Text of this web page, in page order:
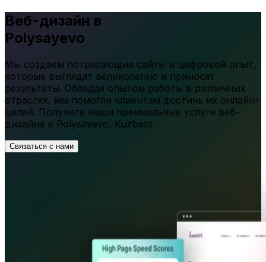
Веб-дизайн в
Polysayevo
Мы создаем потрясающие сайты и цифровой опыт,
которые выглядят великолепно и приносят
результаты. Обладая опытом работы в различных
отраслях, мы помогли клиентам достичь их онлайн-
целей. Получите наши премиальные услуги веб-
дизайна в Polysayevo, Kuzbass
Связаться с нами